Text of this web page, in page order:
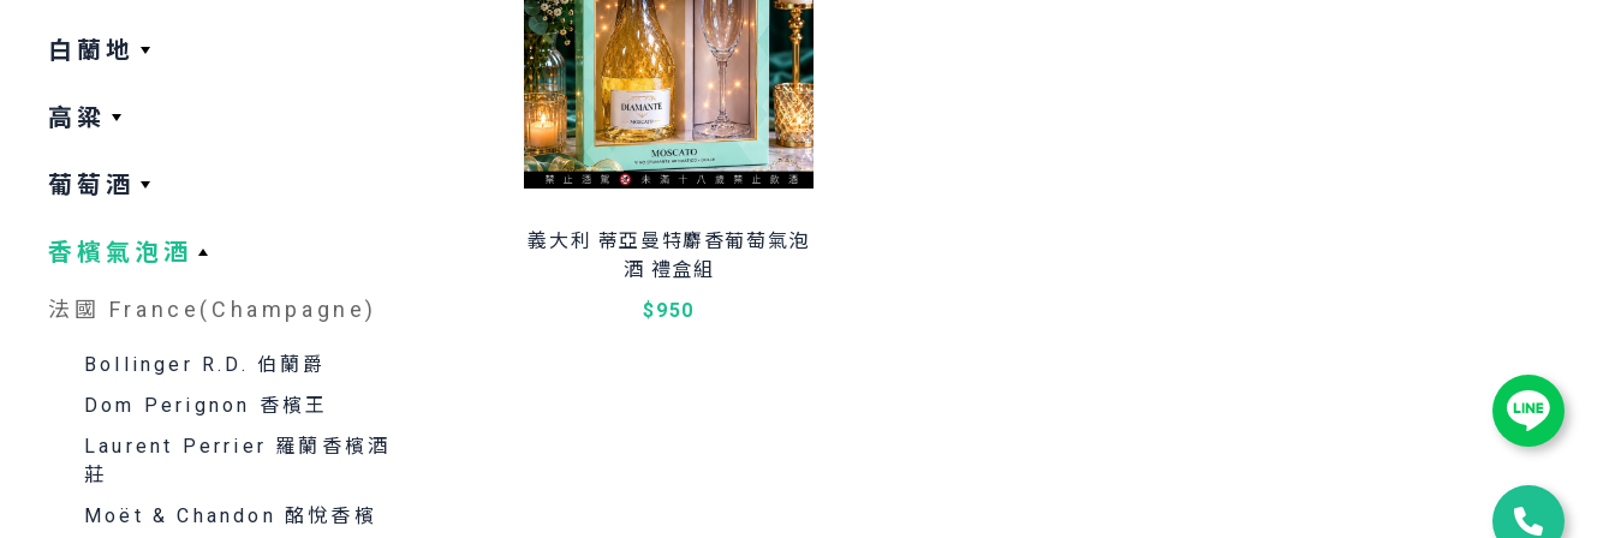
白蘭地
高粱
葡萄酒
香檳氣泡酒
法國 France(Champagne)
Bollinger R.D. 伯蘭爵
Dom Perignon 香檳王
Laurent Perrier 羅蘭香檳酒
莊
Moët & Chandon 酩悅香檳
義大利 蒂亞曼特麝香葡萄氣泡
酒 禮盒組
$950